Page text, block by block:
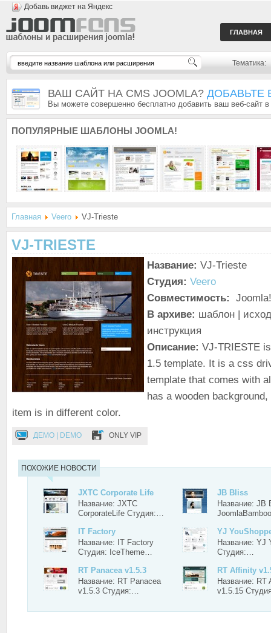
Добавь виджет на Яндекс
ГЛАВНАЯ
Тематика:
ВАШ САЙТ НА CMS JOOMLA? ДОБАВЬТЕ
Вы можете совершенно бесплатно добавить ваш веб-сайт
ПОПУЛЯРНЫЕ ШАБЛОНЫ JOOMLA!
Главная Veero VJ-Trieste
VJ-TRIESTE
Название: VJ-Trieste
Студия: Veero
Совместимость:
В архиве: шаблон |
инструкция
Описание: VJ-TRIESTE
1.5 template. It is a css
template that comes with
has a wooden
item is in different color.
ДЕМО | DEMO ONLY VIP
ПОХОЖИЕ НОВОСТИ
JXTC Corporate Life
Название: JXTC
CorporateLife Студия:…
JB Bliss
Название: JB
IT Factory
Название: IT Factory
Студия: IceTheme…
YJ
Название: YJ
Студия:…
RT Panacea v1.5.3
Название: RT Panacea
v1.5.3 Студия:…
RT Affinity
Название: RT
v1.5.15